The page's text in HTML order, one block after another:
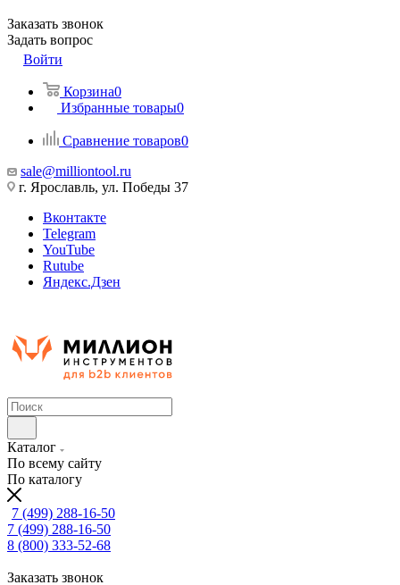
Заказать звонок
Задать вопрос
Войти
Корзина0
Избранные товары0
Сравнение товаров0
sale@milliontool.ru
г. Ярославль, ул. Победы 37
Вконтакте
Telegram
YouTube
Rutube
Яндекс.Дзен
Каталог
По всему сайту
По каталогу
7 (499) 288-16-50
7 (499) 288-16-50
8 (800) 333-52-68
Заказать звонок